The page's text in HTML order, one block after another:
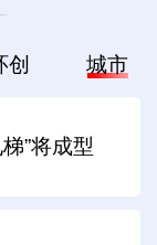
创 城市
”将成型